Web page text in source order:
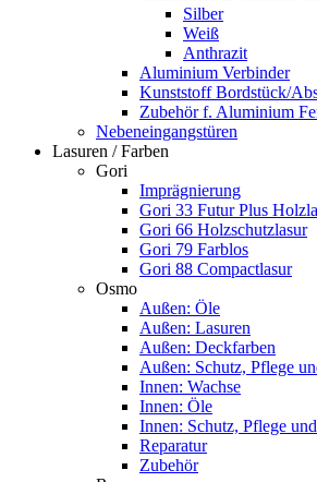
Silber
Weiß
Anthrazit
Aluminium Verbinder
Kunststoff Bordstück/
Zubehör f. Aluminium
Nebeneingangstüren
Lasuren / Farben
Gori
Imprägnierung
Gori 33 Futur Plus
Gori 66 Holzschutzlasur
Gori 79 Farblos
Gori 88 Compactlasur
Osmo
Außen: Öle
Außen: Lasuren
Außen: Deckfarben
Außen: Schutz, Pflege
Innen: Wachse
Innen: Öle
Innen: Schutz, Pflege
Reparatur
Zubehör